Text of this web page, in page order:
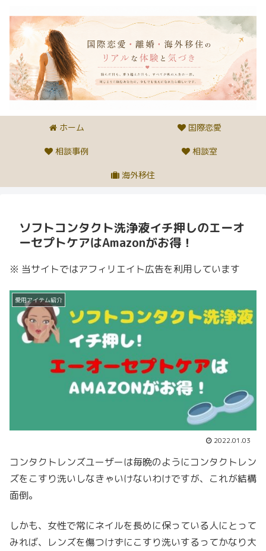
ホーム 国際恋愛
相談事例 相談室
海外移住
ソフトコンタクト洗浄液イチ押しのエーオ
ーセプトケアはAmazonがお得！
※ 当サイトではアフィリエイト広告を利用しています
愛用アイテム紹介
2022.01.03
コンタクトレンズユーザーは毎晩のようにコンタクトレン
ズをこすり洗いしなきゃいけないわけですが、これが結構
面倒。
しかも、女性で常にネイルを長めに保っている人にとって
みれば、レンズを傷つけずにこすり洗いするってかなり大